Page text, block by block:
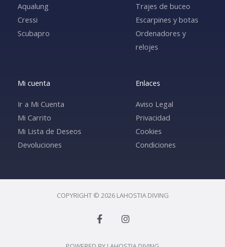
Aqualung
Cressi
Scubapro
Trajes de buceo
Escarpines y botas
Ordenadores y
relojes
Mi cuenta
Ir a Mi Cuenta
Mi Carrito
Mi Lista de Deseos
Devoluciones
Enlaces
Aviso Legal
Privacidad
Cookies
Condiciones
COPYRIGHT © 2026 LAHOSTIA DIVING
F
a
I
n